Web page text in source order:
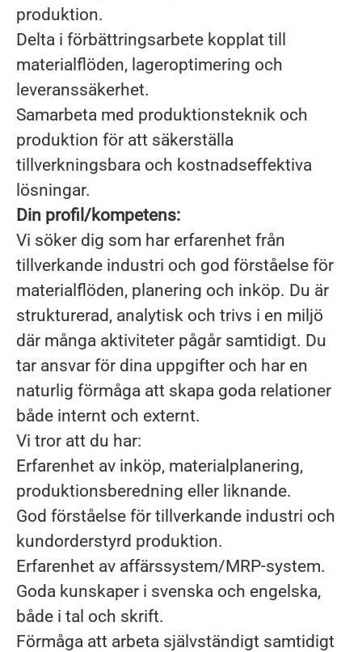
produktion.
Delta i förbättringsarbete kopplat till
materialflöden, lageroptimering och
leveranssäkerhet.
Samarbeta med produktionsteknik och
produktion för att säkerställa
tillverkningsbara och kostnadseffektiva
lösningar.
Din profil/kompetens:
Vi söker dig som har erfarenhet från
tillverkande industri och god förståelse för
materialflöden, planering och inköp. Du är
strukturerad, analytisk och trivs i en miljö
där många aktiviteter pågår samtidigt. Du
tar ansvar för dina uppgifter och har en
naturlig förmåga att skapa goda relationer
både internt och externt.
Vi tror att du har:
Erfarenhet av inköp, materialplanering,
produktionsberedning eller liknande.
God förståelse för tillverkande industri och
kundorderstyrd produktion.
Erfarenhet av affärssystem/MRP-system.
Goda kunskaper i svenska och engelska,
både i tal och skrift.
Förmåga att arbeta självständigt samtidigt